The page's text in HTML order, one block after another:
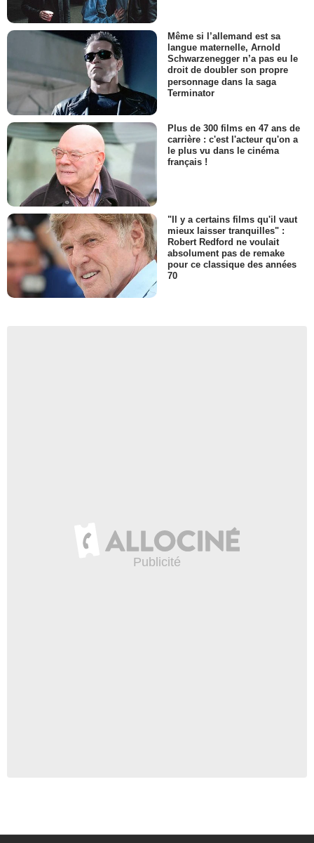
Même si l’allemand est sa
langue maternelle, Arnold
Schwarzenegger n’a pas eu le
droit de doubler son propre
personnage dans la saga
Terminator
Plus de 300 films en 47 ans de
carrière : c'est l'acteur qu'on a
le plus vu dans le cinéma
français !
"Il y a certains films qu'il vaut
mieux laisser tranquilles" :
Robert Redford ne voulait
absolument pas de remake
pour ce classique des années
70